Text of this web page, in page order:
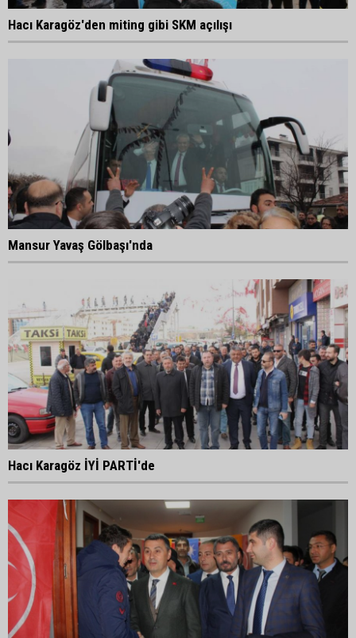
Hacı Karagöz'den miting gibi SKM açılışı
Mansur Yavaş Gölbaşı'nda
Hacı Karagöz İYİ PARTİ'de